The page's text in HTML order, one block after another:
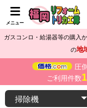
メニュー
ガスコンロ・給湯器等の購入
の地
圧
ご利用件数